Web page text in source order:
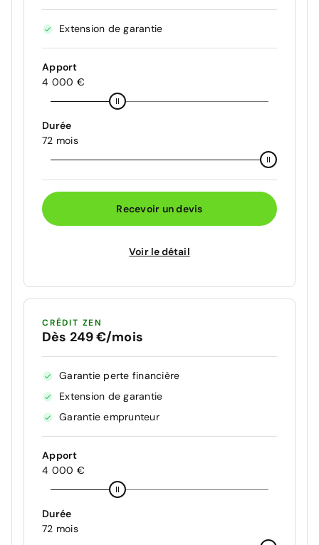
Extension de garantie
Apport
4 000 €
Durée
72 mois
Recevoir un devis
Voir le détail
CRÉDIT ZEN
Dès 249 €/mois
Garantie perte financière
Extension de garantie
Garantie emprunteur
Apport
4 000 €
Durée
72 mois